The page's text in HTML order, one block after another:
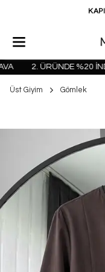
2. ÜRÜNDE %20
Üst Giyim Gömlek